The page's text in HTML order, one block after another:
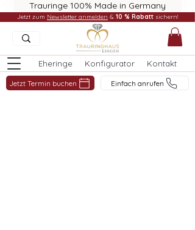
Trauringe 100% Made in Germany
Eheringe Konfigurator Kontakt
Jetzt Termin buchen Einfach anrufen
Jetzt zum Newsletter anmelden & 10 % Rabatt sichern!